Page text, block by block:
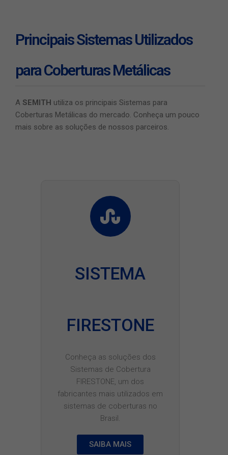
Principais Sistemas Utilizados
para Coberturas Metálicas
A SEMITH utiliza os principais Sistemas para
Coberturas Metálicas do mercado. Conheça um pouco
mais sobre as soluções de nossos parceiros.
SISTEMA
FIRESTONE
Conheça as soluções dos
Sistemas de Cobertura
FIRESTONE, um dos
fabricantes mais utilizados em
sistemas de coberturas no
Brasil.
SAIBA MAIS